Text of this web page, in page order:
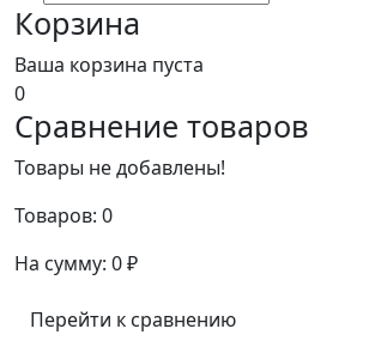
Корзина
Ваша корзина пуста
0
Сравнение товаров
Товары не добавлены!
Товаров: 0
На сумму: 0₽
Перейти к сравнению